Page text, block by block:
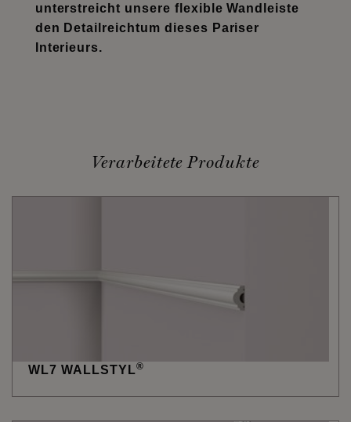
unterstreicht unsere flexible Wandleiste
den Detailreichtum dieses Pariser
Interieurs.
Verarbeitete Produkte
WL7 WALLSTYL®